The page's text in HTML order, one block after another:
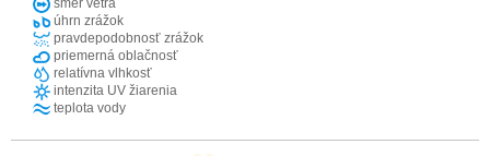
smer vetra
úhrn zrážok
pravdepodobnosť zrážok
priemerná oblačnosť
relatívna vlhkosť
intenzita UV žiarenia
teplota vody